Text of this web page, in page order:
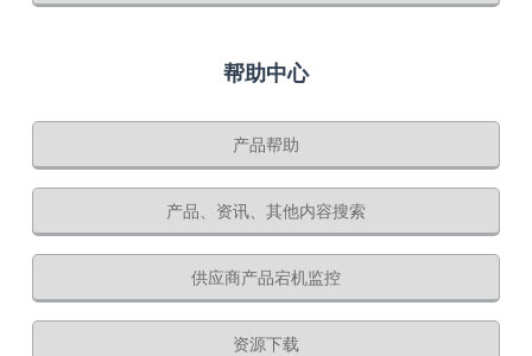
帮助中心
产品帮助
产品、资讯、其他内容搜索
供应商产品宕机监控
资源下载